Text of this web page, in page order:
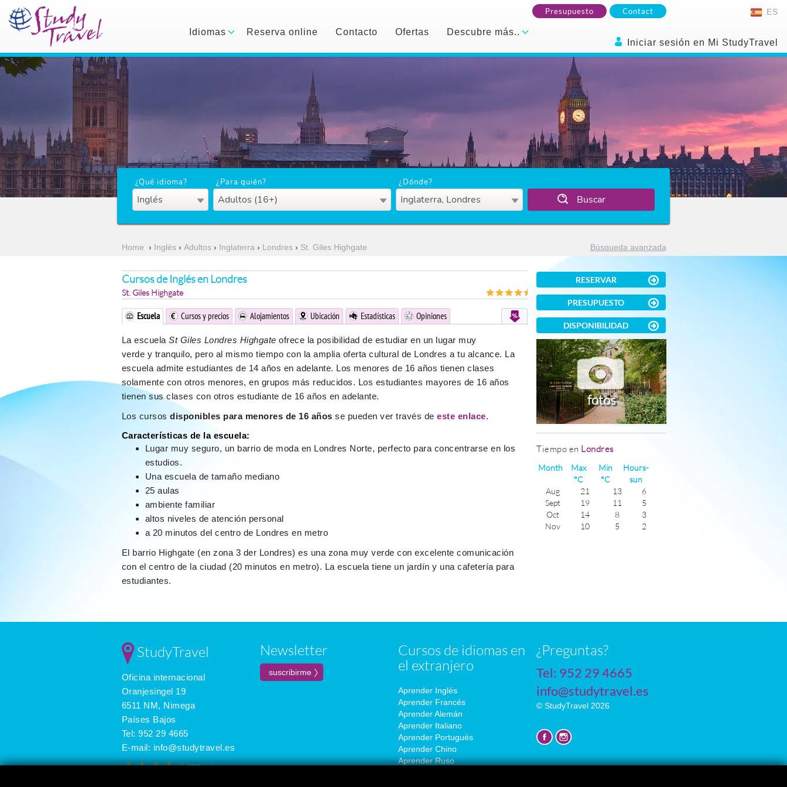
Presupuesto Contact ES
Iniciar sesión en Mi StudyTravel
Idiomas Reserva online Contacto Ofertas Descubre más..
¿Qué idioma?
Inglés
¿Para quién?
Adultos (16+)
¿Dónde?
Inglaterra, Londres Buscar
Home › Inglés› Adultos› Inglaterra › Londres› St. Giles Highgate Búsqueda avanzada
Cursos de Inglés en Londres
St. Giles Highgate
Escuela Cursos y precios Alojamientos Ubicación Estadísticas Opiniones
La escuela St Giles Londres Highgate ofrece la posibilidad de estudiar en un lugar muy
verde y tranquilo, pero al mismo tiempo con la amplia oferta cultural de Londres a tu alcance. La
escuela admite estudiantes de 14 años en adelante. Los menores de 16 años tienen clases
solamente con otros menores, en grupos más reducidos. Los estudiantes mayores de 16 años
tienen sus clases con otros estudiante de 16 años en adelante.
Los cursos disponibles para menores de 16 años se pueden ver través de este enlace.
Características de la escuela:
Lugar muy seguro, un barrio de moda en Londres Norte, perfecto para concentrarse en los
estudios.
Una escuela de tamaño mediano
25 aulas
ambiente familiar
altos niveles de atención personal
a 20 minutos del centro de Londres en metro
El barrio Highgate (en zona 3 der Londres) es una zona muy verde con excelente comunicación
con el centro de la ciudad (20 minutos en metro). La escuela tiene un jardín y una cafetería para
estudiantes.
RESERVAR
PRESUPUESTO
DISPONIBILIDAD
fotos
Tiempo en Londres
Month
Max
°C
Min
°C
Hours-
sun
Aug
21 13
6
Sept
19 11
5
Oct
14 8
3
Nov
10 5
2
July
22 14 6
StudyTravel
Oficina internacional
Oranjesingel 19
6511 NM, Nimega
Países Bajos
Tel: 952 29 4665
E-mail: info@studytravel.es
3625 reviews
Newsletter
Cursos de idiomas en
el extranjero
Aprender Inglés
Aprender Francés
Aprender Alemán
Aprender Italiano
Aprender Portugués
Aprender Chino
Aprender Ruso
¿Preguntas?
Tel: 952 29 4665
info@studytravel.es
© StudyTravel 2026